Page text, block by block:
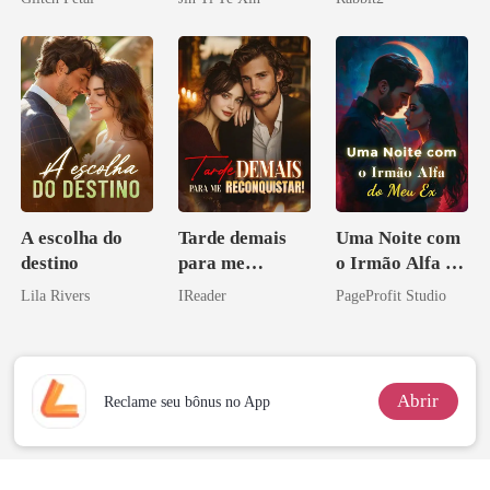
A escolha do
destino
Lila Rivers
Tarde demais
para me
reconquistar!
IReader
Uma Noite com
o Irmão Alfa do
Meu Ex
PageProfit Studio
Reclame seu bônus no App Abrir